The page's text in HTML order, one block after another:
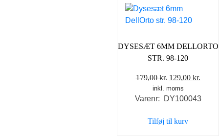
DYSESÆT 6MM DELLORTO
STR. 98-120
179,00kr. Den
oprindelige
pris
179,00 kr..
129,00 kr.
pris
inkl. moms
Varenr: DY100043
Tilføj til kurv